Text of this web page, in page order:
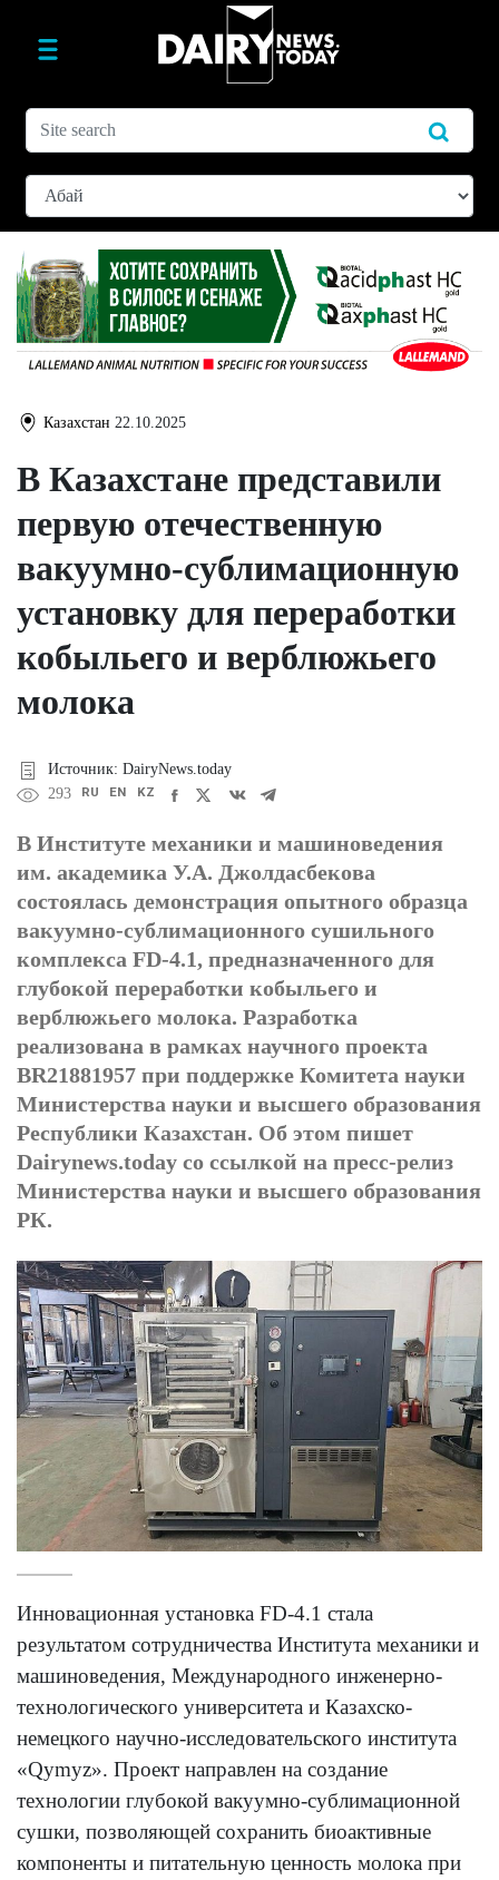
Казахстан 22.10.2025
В Казахстане представили
первую отечественную
вакуумно-сублимационную
установку для переработки
кобыльего и верблюжьего
молока
Источник: DairyNews.today
293
RU EN KZ
В Институте механики и машиноведения
им. академика У.А. Джолдасбекова
состоялась демонстрация опытного образца
вакуумно-сублимационного сушильного
комплекса FD-4.1, предназначенного для
глубокой переработки кобыльего и
верблюжьего молока. Разработка
реализована в рамках научного проекта
BR21881957 при поддержке Комитета науки
Министерства науки и высшего образования
Республики Казахстан. Об этом пишет
Dairynews.today со ссылкой на пресс-релиз
Министерства науки и высшего образования
РК.
Инновационная установка FD-4.1 стала
результатом сотрудничества Института механики и
машиноведения, Международного инженерно-
технологического университета и Казахско-
немецкого научно-исследовательского института
«Qymyz». Проект направлен на создание
технологии глубокой вакуумно-сублимационной
сушки, позволяющей сохранить биоактивные
компоненты и питательную ценность молока при